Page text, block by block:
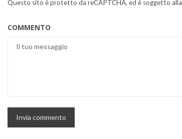
Questo sito è protetto da reCAPTCHA, ed è soggetto alla
COMMENTO